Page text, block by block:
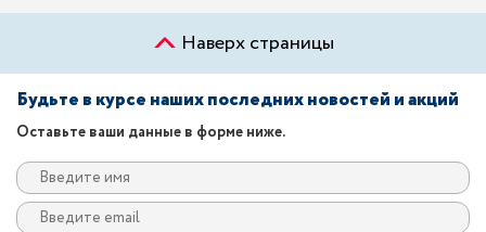
Наверх страницы
Будьте в курсе наших последних новостей и акций
Оставьте ваши данные в форме ниже.